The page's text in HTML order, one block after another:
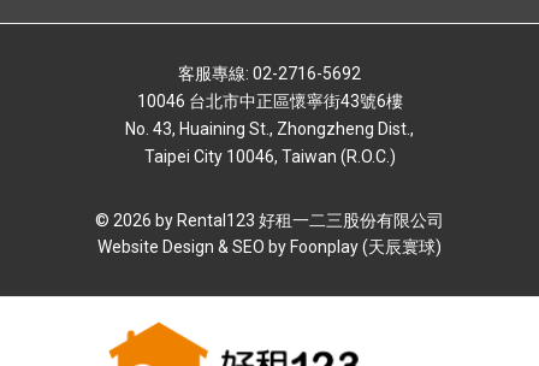
客服專線: 02-2716-5692
10046 台北市中正區懷寧街43號6樓
No. 43, Huaining St., Zhongzheng Dist.,
Taipei City 10046, Taiwan (R.O.C.)
© 2026 by Rental123 好租⼀⼆三股份有限公司
Website Design & SEO by Foonplay (天辰寰球)